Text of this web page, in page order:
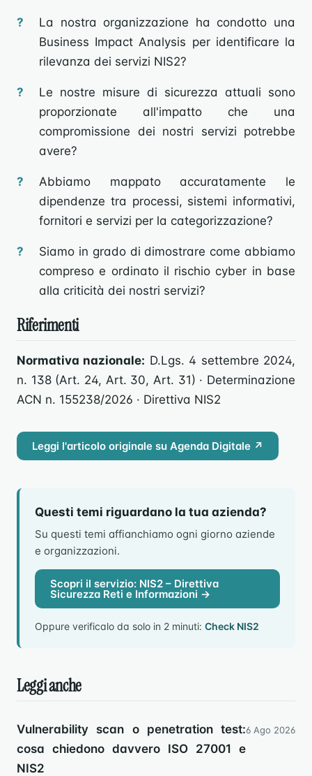
La nostra organizzazione ha condotto una
Business Impact Analysis per identificare la
rilevanza dei servizi NIS2?
Le nostre misure di sicurezza attuali sono
proporzionate all'impatto che una
compromissione dei nostri servizi potrebbe
avere?
Abbiamo mappato accuratamente le
dipendenze tra processi, sistemi informativi,
fornitori e servizi per la categorizzazione?
Siamo in grado di dimostrare come abbiamo
compreso e ordinato il rischio cyber in base
alla criticità dei nostri servizi?
Riferimenti
Normativa nazionale: D.Lgs. 4 settembre 2024,
n. 138 (Art. 24, Art. 30, Art. 31) · Determinazione
ACN n. 155238/2026 · Direttiva NIS2
Leggi l'articolo originale su Agenda Digitale ↗
Questi temi riguardano la tua azienda?
Su questi temi affianchiamo ogni giorno aziende
e organizzazioni.
Scopri il servizio: NIS2 – Direttiva
Sicurezza Reti e Informazioni →
Oppure verificalo da solo in 2 minuti: Check NIS2
Leggi anche
Vulnerability scan o penetration test:
cosa chiedono davvero ISO 27001 e
NIS2
6 Ago 2026